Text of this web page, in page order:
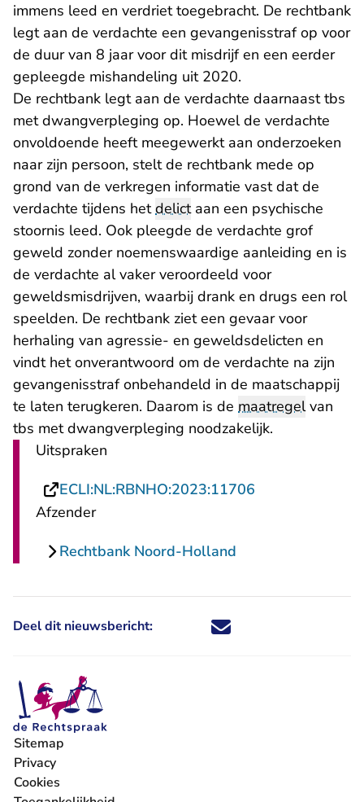
immens leed en verdriet toegebracht. De rechtbank
legt aan de verdachte een gevangenisstraf op voor
de duur van 8 jaar voor dit misdrijf en een eerder
gepleegde mishandeling uit 2020.
De rechtbank legt aan de verdachte daarnaast tbs
met dwangverpleging op. Hoewel de verdachte
onvoldoende heeft meegewerkt aan onderzoeken
naar zijn persoon, stelt de rechtbank mede op
grond van de verkregen informatie vast dat de
verdachte tijdens hetdelictaan een psychische
stoornis leed. Ook pleegde de verdachte grof
geweld zonder noemenswaardige aanleiding en is
de verdachte al vaker veroordeeld voor
geweldsmisdrijven, waarbij drank en drugs een rol
speelden. De rechtbank ziet een gevaar voor
herhaling van agressie- en geweldsdelicten en
vindt het onverantwoord om de verdachte na zijn
gevangenisstraf onbehandeld in de maatschappij
te laten terugkeren. Daarom is de maatregelvan
tbs met dwangverpleging noodzakelijk.
Uitspraken
ECLI:NL:RBNHO:2023:11706
Afzender
Rechtbank Noord-Holland
Deel dit nieuwsbericht: Deel dit nieuwsbericht via X -
Deel dit nieuwsbericht via
Deel dit nieuwsbericht
Deel dit
Sitemap
Privacy
Cookies